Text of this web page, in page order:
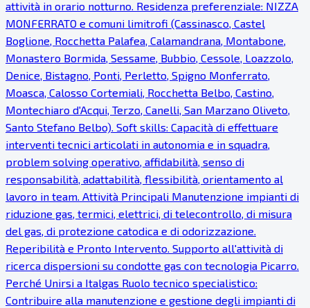
attività in orario notturno. Residenza preferenziale: NIZZA
MONFERRATO e comuni limitrofi (Cassinasco, Castel
Boglione, Rocchetta Palafea, Calamandrana, Montabone,
Monastero Bormida, Sessame, Bubbio, Cessole, Loazzolo,
Denice, Bistagno, Ponti, Perletto, Spigno Monferrato,
Moasca, Calosso Cortemiali, Rocchetta Belbo, Castino,
Montechiaro d'Acqui, Terzo, Canelli, San Marzano Oliveto,
Santo Stefano Belbo). Soft skills: Capacità di effettuare
interventi tecnici articolati in autonomia e in squadra,
problem solving operativo, affidabilità, senso di
responsabilità, adattabilità, flessibilità, orientamento al
lavoro in team. Attività Principali Manutenzione impianti di
riduzione gas, termici, elettrici, di telecontrollo, di misura
del gas, di protezione catodica e di odorizzazione.
Reperibilità e Pronto Intervento. Supporto all'attività di
ricerca dispersioni su condotte gas con tecnologia Picarro.
Perché Unirsi a Italgas Ruolo tecnico specialistico:
Contribuire alla manutenzione e gestione degli impianti di